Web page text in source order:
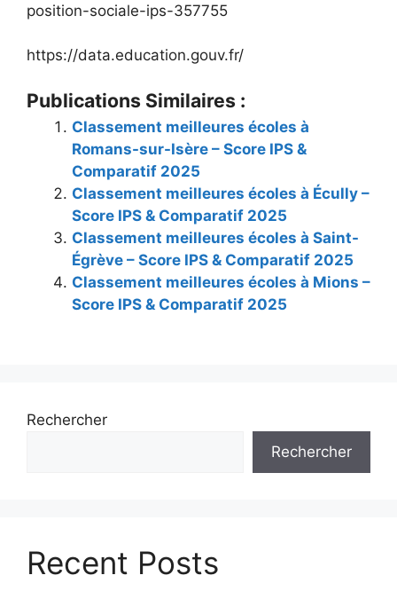
position-sociale-ips-357755
https://data.education.gouv.fr/
Publications Similaires :
Classement meilleures écoles à
Romans-sur-Isère – Score IPS &
Comparatif 2025
Classement meilleures écoles à Écully –
Score IPS & Comparatif 2025
Classement meilleures écoles à Saint-
Égrève – Score IPS & Comparatif 2025
Classement meilleures écoles à Mions –
Score IPS & Comparatif 2025
Rechercher
Rechercher
Recent Posts